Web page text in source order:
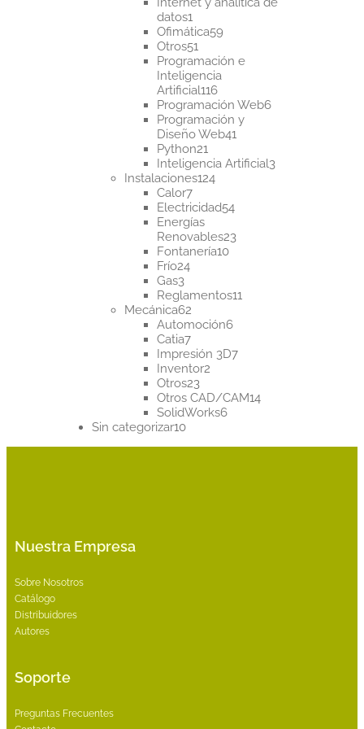
datos11
producto
Ofimática5959
Otros5151
productos
Programación e
Inteligencia
Artificial116116
productos
Programación Web66
Programación y
Diseño Web4141
Python2121
productos
Inteligencia Artificial33
Instalaciones124124
Calor77
productos
Electricidad5454
Energías
Renovables2323
Fontanería1010
Frío2424
Gas33
productos
Reglamentos1111
Mecánica6262
productos
Automoción66
Catia77
productos
Impresión 3D77
Inventor22
Otros2323
productos
Otros CAD/CAM1414
SolidWorks66
Sin categorizar1010
Nuestra Empresa
Sobre Nosotros
Catálogo
Distribuidores
Autores
Soporte
Preguntas Frecuentes